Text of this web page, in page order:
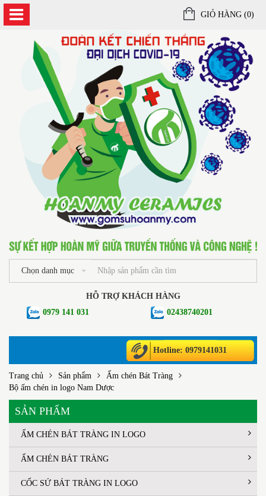
GIỎ HÀNG (0)
Chọn danh mục
HỖ TRỢ KHÁCH HÀNG
0979 141 031
02438740201
Hotline: 0979141031
Trang chủ Sản phẩm
Ấm chén Bát Tràng
Bộ ấm chén in logo Nam Dược
SẢN PHẨM
ẤM CHÉN BÁT TRÀNG IN LOGO
ẤM CHÉN BÁT TRÀNG
CỐC SỨ BÁT TRÀNG IN LOGO